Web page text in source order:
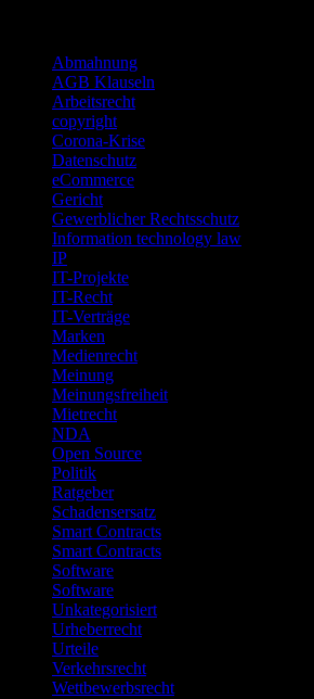
Abmahnung
AGB Klauseln
Arbeitsrecht
copyright
Corona-Krise
Datenschutz
eCommerce
Gericht
Gewerblicher Rechtsschutz
Information technology law
IP
IT-Projekte
IT-Recht
IT-Verträge
Marken
Medienrecht
Meinung
Meinungsfreiheit
Mietrecht
NDA
Open Source
Politik
Ratgeber
Schadensersatz
Smart Contracts
Smart Contracts
Software
Software
Unkategorisiert
Urheberrecht
Urteile
Verkehrsrecht
Wettbewerbsrecht